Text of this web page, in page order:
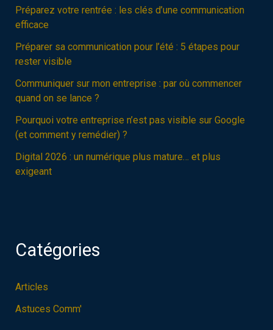
Préparez votre rentrée : les clés d’une communication
efficace
Préparer sa communication pour l’été : 5 étapes pour
rester visible
Communiquer sur mon entreprise : par où commencer
quand on se lance ?
Pourquoi votre entreprise n’est pas visible sur Google
(et comment y remédier) ?
Digital 2026 : un numérique plus mature… et plus
exigeant
Catégories
Articles
Astuces Comm'